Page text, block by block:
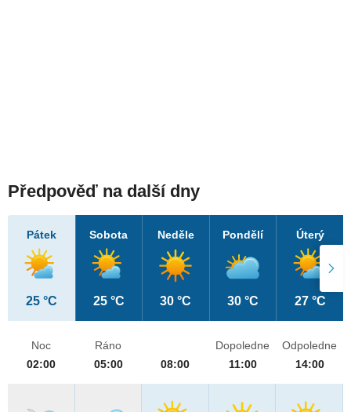
Předpověď na další dny
Pátek
25 °C
Sobota
25 °C
Neděle
30 °C
Pondělí
30 °C
Úterý
27 °C
Noc
02:00
Ráno
05:00
08:00
Dopoledne
11:00
Odpoledne
14:00